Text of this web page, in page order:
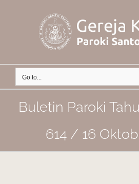
Go to...
Buletin Paroki
614 / 16